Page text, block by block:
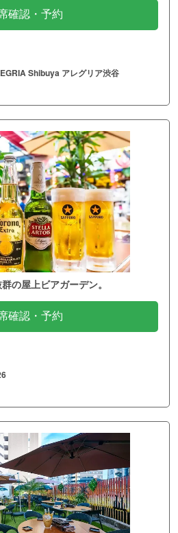
確認・予約
Shibuya アレグリア渋谷
の屋上ビアガーデン。
確認・予約